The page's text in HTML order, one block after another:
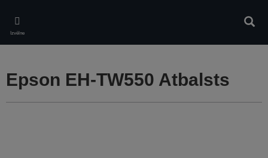
main
content
Izvēlne
Epson EH-TW550 Atbalsts